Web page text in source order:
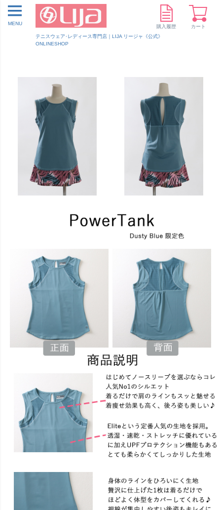
テニスウェア･レディース専門店｜LIJA リージャ《公式》
ONLINESHOP
MENU
購入履歴 カート